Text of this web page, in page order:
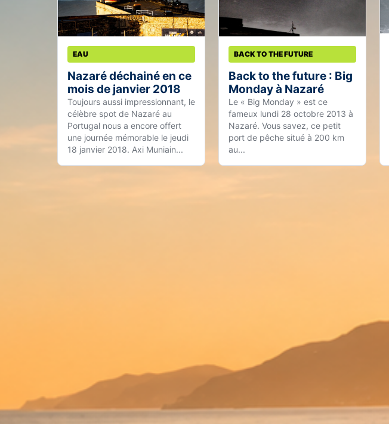
EAU
Nazaré déchainé en ce
mois de janvier 2018
Toujours aussi impressionnant, le
célèbre spot de Nazaré au
Portugal nous a encore offert
une journée mémorable le jeudi
18 janvier 2018. Axi Muniain...
BACK TO THE FUTURE
Back to the future : Big
Monday à Nazaré
Le « Big Monday » est ce
fameux lundi 28 octobre 2013 à
Nazaré. Vous savez, ce petit
port de pêche situé à 200 km
au...